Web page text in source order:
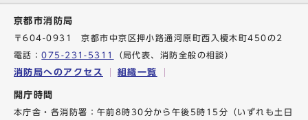
京都市消防局
〒604-0931 京都市中京区押小路通河原町西入榎木町450の2
電話：075-231-5311 （局代表、消防全般の相談）
消防局へのアクセス 組織一覧
開庁時間
本庁舎・各消防署：午前8時30分から午後5時15分（いずれも土日